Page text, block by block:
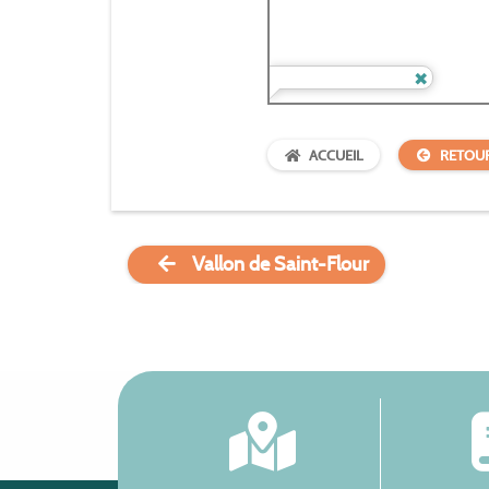
ACCUEIL
Vallon de Saint-Flour